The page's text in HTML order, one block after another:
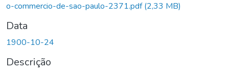
o-commercio-de-sao-paulo-2371.pdf(2,33 MB)
Data
1900-10-24
Descrição